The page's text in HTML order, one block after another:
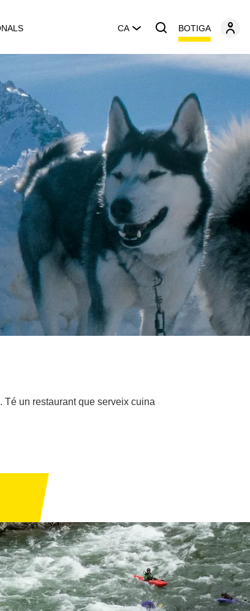
CA BOTIGA
un restaurant que serveix cuina